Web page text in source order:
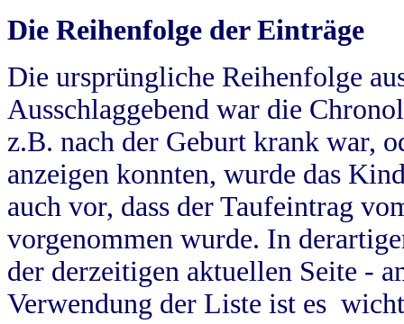
Die Reihenfolge der Einträge
Die ursprüngliche Reihenfolge
Ausschlaggebend war die
z.B. nach der Geburt krank war,
anzeigen konnten, wurde das
auch vor, dass der Taufeintrag
vorgenommen wurde. In
der derzeitigen aktuellen Seite -
Verwendung der Liste ist es